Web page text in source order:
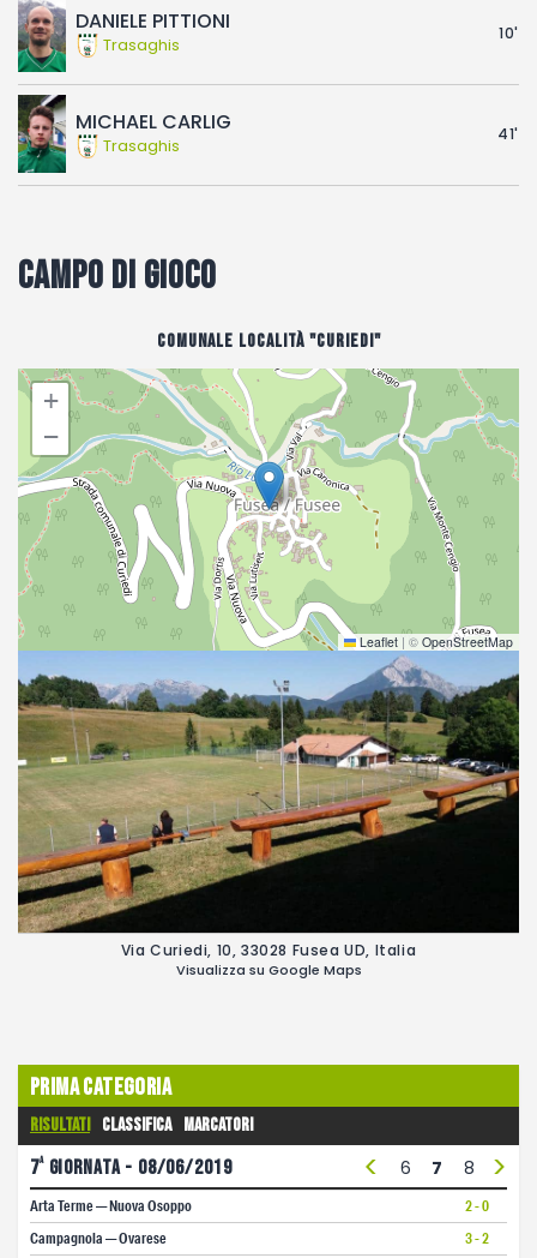
DANIELE PITTIONI
Trasaghis
10'
MICHAEL CARLIG
Trasaghis
41'
Campo di gioco
Comunale Località "Curiedi"
+
−
Leaflet | © OpenStreetMap
Via Curiedi, 10, 33028 Fusea UD, Italia
Visualizza su Google Maps
Prima Categoria
Risultati Classifica Marcatori
7agiornata - 08/06/2019 5 6 7 8 9
< >
Arta Terme — Nuova Osoppo
2 - 0
Campagnola — Ovarese
3 - 2